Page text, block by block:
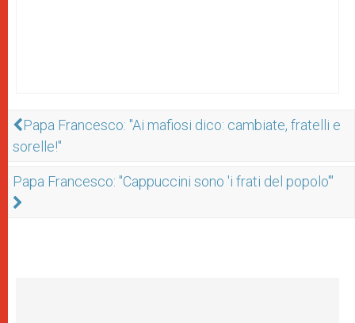
Papa Francesco: "Ai mafiosi dico: cambiate, fratelli e
sorelle!"
Papa Francesco: "Cappuccini sono 'i frati del popolo'"